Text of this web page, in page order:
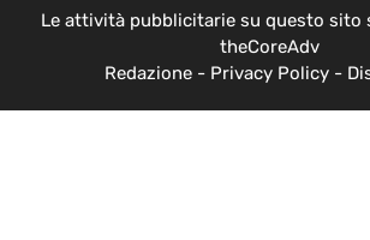
Le attività pubblicitarie su questo sito
theCoreAdv
Redazione- Privacy Policy-